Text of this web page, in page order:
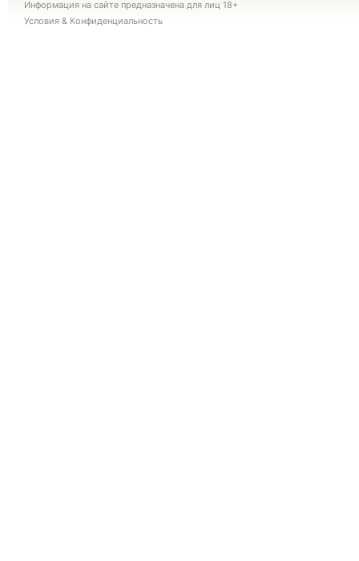
Информация на сайте предназначена для лиц 18+
Условия & Конфиденциальность